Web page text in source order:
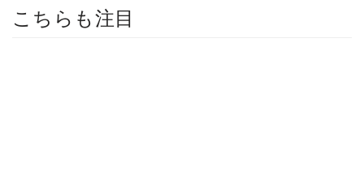
こちらも注目